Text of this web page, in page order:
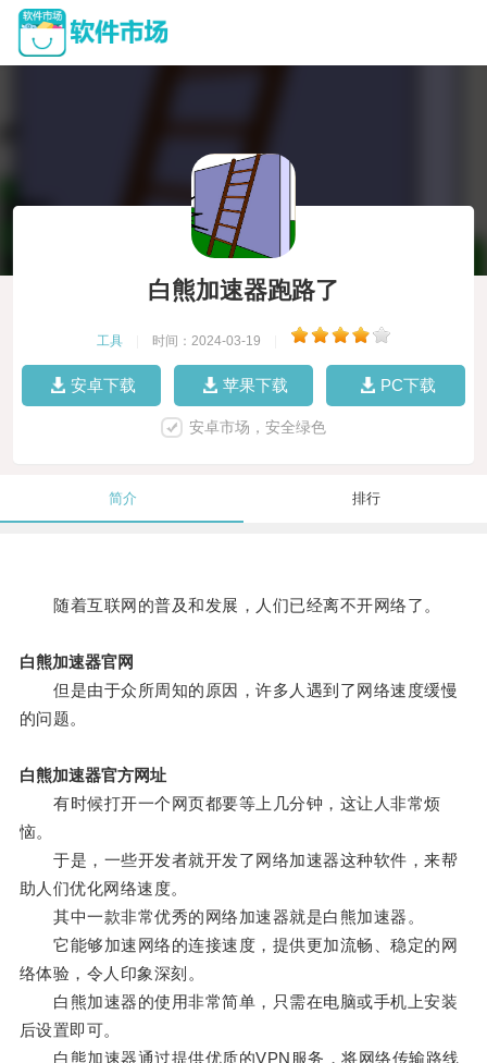
白熊加速器跑路了
工具 时间：2024-03-19
安卓下载 苹果下载 PC下载
安卓市场，安全绿色
简介 排行
随着互联网的普及和发展，人们已经离不开网络了。
白熊加速器官网
但是由于众所周知的原因，许多人遇到了网络速度缓慢
的问题。
白熊加速器官方网址
有时候打开一个网页都要等上几分钟，这让人非常烦
恼。
于是，一些开发者就开发了网络加速器这种软件，来帮
助人们优化网络速度。
其中一款非常优秀的网络加速器就是白熊加速器。
它能够加速网络的连接速度，提供更加流畅、稳定的网
络体验，令人印象深刻。
白熊加速器的使用非常简单，只需在电脑或手机上安装
后设置即可。
白熊加速器通过提供优质的VPN服务，将网络传输路线